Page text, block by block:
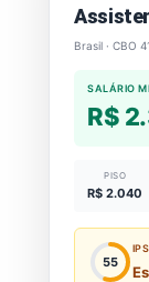
Brasil · CBO
SALÁRIO
R$
PISO
R$ 2.040
55